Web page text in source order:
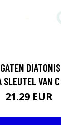
SLEUTEL VAN
21.29 EUR